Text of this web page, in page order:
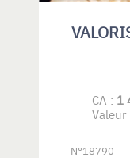
CA : 1
Valeur
N°18790